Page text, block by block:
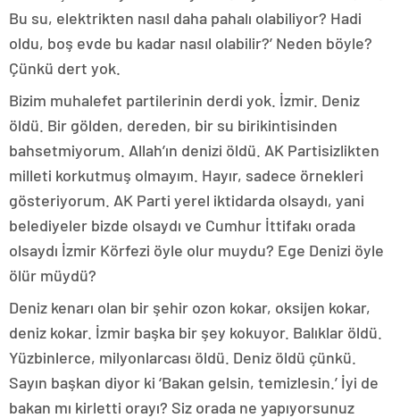
Bu su, elektrikten nasıl daha pahalı olabiliyor? Hadi
oldu, boş evde bu kadar nasıl olabilir?’ Neden böyle?
Çünkü dert yok.
Bizim muhalefet partilerinin derdi yok. İzmir. Deniz
öldü. Bir gölden, dereden, bir su birikintisinden
bahsetmiyorum. Allah’ın denizi öldü. AK Partisizlikten
milleti korkutmuş olmayım. Hayır, sadece örnekleri
gösteriyorum. AK Parti yerel iktidarda olsaydı, yani
belediyeler bizde olsaydı ve Cumhur İttifakı orada
olsaydı İzmir Körfezi öyle olur muydu? Ege Denizi öyle
ölür müydü?
Deniz kenarı olan bir şehir ozon kokar, oksijen kokar,
deniz kokar. İzmir başka bir şey kokuyor. Balıklar öldü.
Yüzbinlerce, milyonlarcası öldü. Deniz öldü çünkü.
Sayın başkan diyor ki ‘Bakan gelsin, temizlesin.’ İyi de
bakan mı kirletti orayı? Siz orada ne yapıyorsunuz